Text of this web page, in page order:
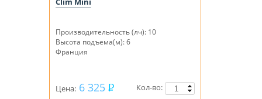
Производительность (лч): 10
Высота подъема(м): 6
Франция
Цена: 6 325
Кол-во: